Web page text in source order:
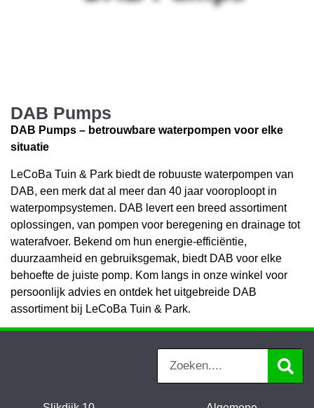
DAB Pumps
DAB Pumps – betrouwbare waterpompen voor elke
situatie
LeCoBa Tuin & Park biedt de robuuste waterpompen van
DAB, een merk dat al meer dan 40 jaar vooroploopt in
waterpompsystemen. DAB levert een breed assortiment
oplossingen, van pompen voor beregening en drainage tot
waterafvoer. Bekend om hun energie-efficiëntie,
duurzaamheid en gebruiksgemak, biedt DAB voor elke
behoefte de juiste pomp. Kom langs in onze winkel voor
persoonlijk advies en ontdek het uitgebreide DAB
assortiment bij LeCoBa Tuin & Park.